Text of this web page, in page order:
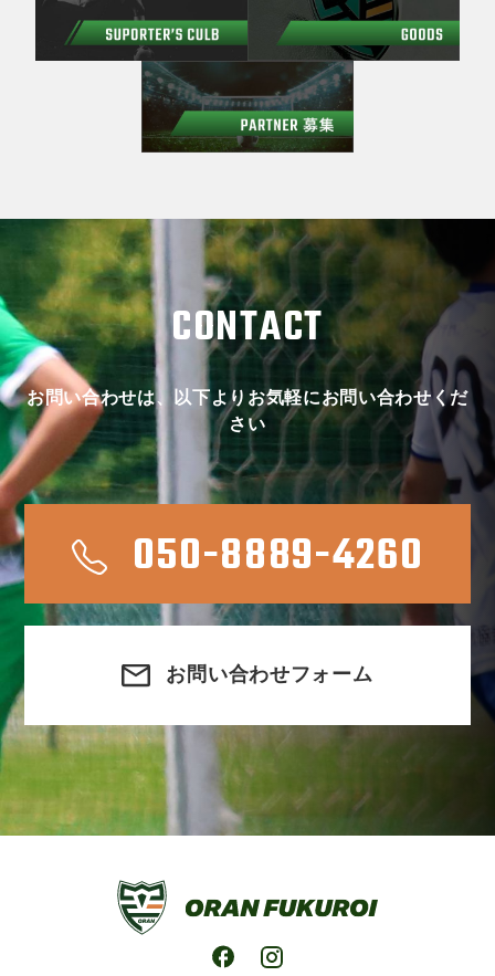
CONTACT
お問い合わせは、以下よりお気軽にお問い合わせくだ
さい
050-8889-4260
お問い合わせフォーム